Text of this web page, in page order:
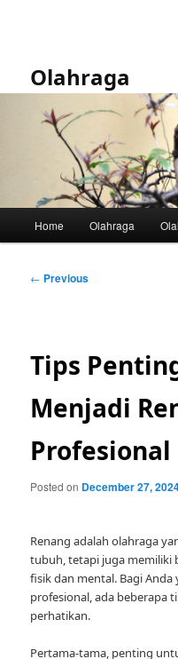
Olahraga
Home Olahraga
Post
← Previous
Tips
Menjadi
Profesional
Posted on December 27,
Renang adalah olahraga
tubuh, tetapi juga memiliki
fisik dan mental. Bagi
profesional, ada beberapa
perhatikan.
Pertama-tama, penting